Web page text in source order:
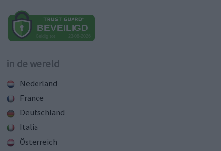
in de wereld
Nederland
France
Deutschland
Italia
Österreich